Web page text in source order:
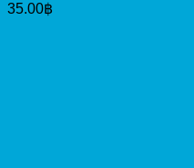
35.00฿